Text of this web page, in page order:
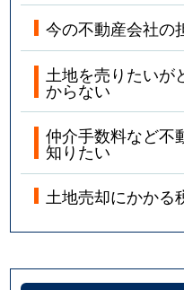
今の不動産会社の
土地を売りたいが
からない
仲介手数料など不
知りたい
土地売却にかかる